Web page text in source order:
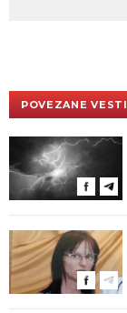
POVEZANE VESTI